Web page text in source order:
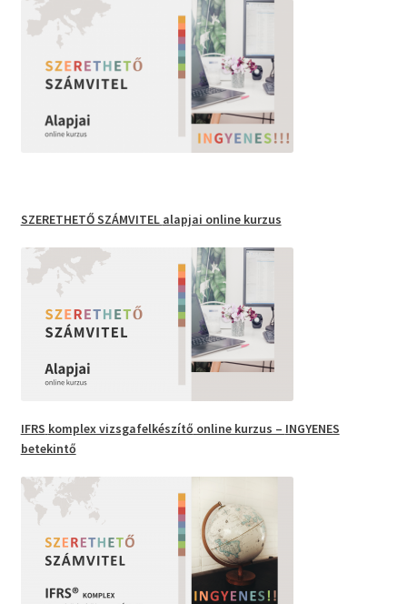
SZERETHETŐ SZÁMVITEL alapjai online kurzus
IFRS komplex vizsgafelkészítő online kurzus – INGYENES
betekintő